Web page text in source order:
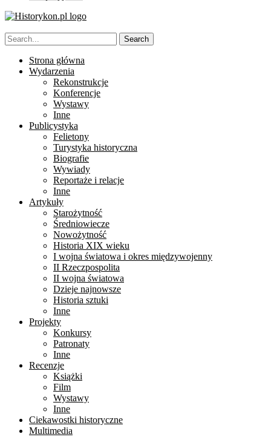
Strona główna
Wydarzenia
Rekonstrukcje
Konferencje
Wystawy
Inne
Publicystyka
Felietony
Turystyka historyczna
Biografie
Wywiady
Reportaże i relacje
Inne
Artykuły
Starożytność
Średniowiecze
Nowożytność
Historia XIX wieku
I wojna światowa i okres międzywojenny
II Rzeczpospolita
II wojna światowa
Dzieje najnowsze
Historia sztuki
Inne
Projekty
Konkursy
Patronaty
Inne
Recenzje
Książki
Film
Wystawy
Inne
Ciekawostki historyczne
Multimedia